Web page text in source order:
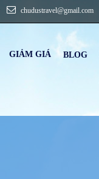
chudustravel@gmail.com
GIẢM GIÁ BLOG